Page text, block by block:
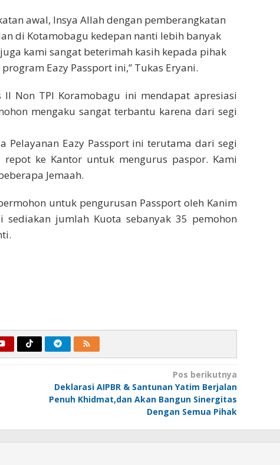
awal, Insya Allah dengan pemberangkatan
di Kotamobagu kedepan nanti lebih banyak
kami sangat beterimah kasih kepada pihak
Eazy Passport ini,” Tukas Eryani.
II Non TPI Koramobagu ini mendapat apresiasi
mengaku sangat terbantu karena dari segi
Pelayanan Eazy Passport ini terutama dari segi
ke Kantor untuk mengurus paspor. Kami
Jemaah.
untuk pengurusan Passport oleh Kanim
sediakan jumlah Kuota sebanyak 35 pemohon
Pos berikutnya
Deklarasi AIPBR & Santunan Yatim Berjalan
Penuh Khidmat,dan Akan Bangun Sinergitas
Dengan Semua Pihak